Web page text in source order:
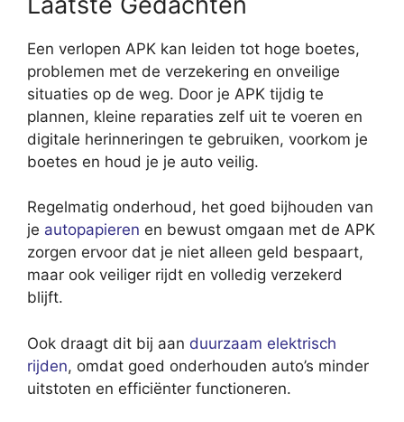
Een verlopen APK kan leiden tot hoge boetes,
problemen met de verzekering en onveilige
situaties op de weg. Door je APK tijdig te
plannen, kleine reparaties zelf uit te voeren en
digitale herinneringen te gebruiken, voorkom je
boetes en houd je je auto veilig.
Regelmatig onderhoud, het goed bijhouden van
je autopapieren en bewust omgaan met de APK
zorgen ervoor dat je niet alleen geld bespaart,
maar ook veiliger rijdt en volledig verzekerd
blijft.
Ook draagt dit bij aan duurzaam elektrisch
rijden, omdat goed onderhouden auto’s minder
uitstoten en efficiënter functioneren.